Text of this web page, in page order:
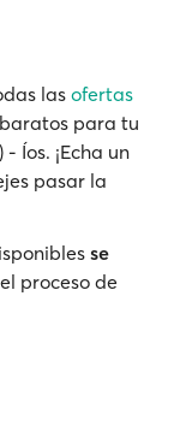
las ofertas
para tu
Íos. ¡Echa un
pasar la
se
proceso de